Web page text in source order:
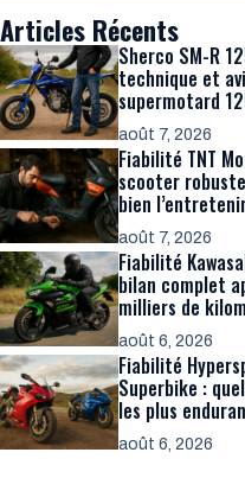
Articles Récents
Sherco SM-R
technique et
supermotard
août 7, 2026
Fiabilité TNT
scooter
bien
août 7, 2026
Fiabilité
bilan complet
milliers de
août 6, 2026
Fiabilité
Superbike :
les plus
août 6, 2026